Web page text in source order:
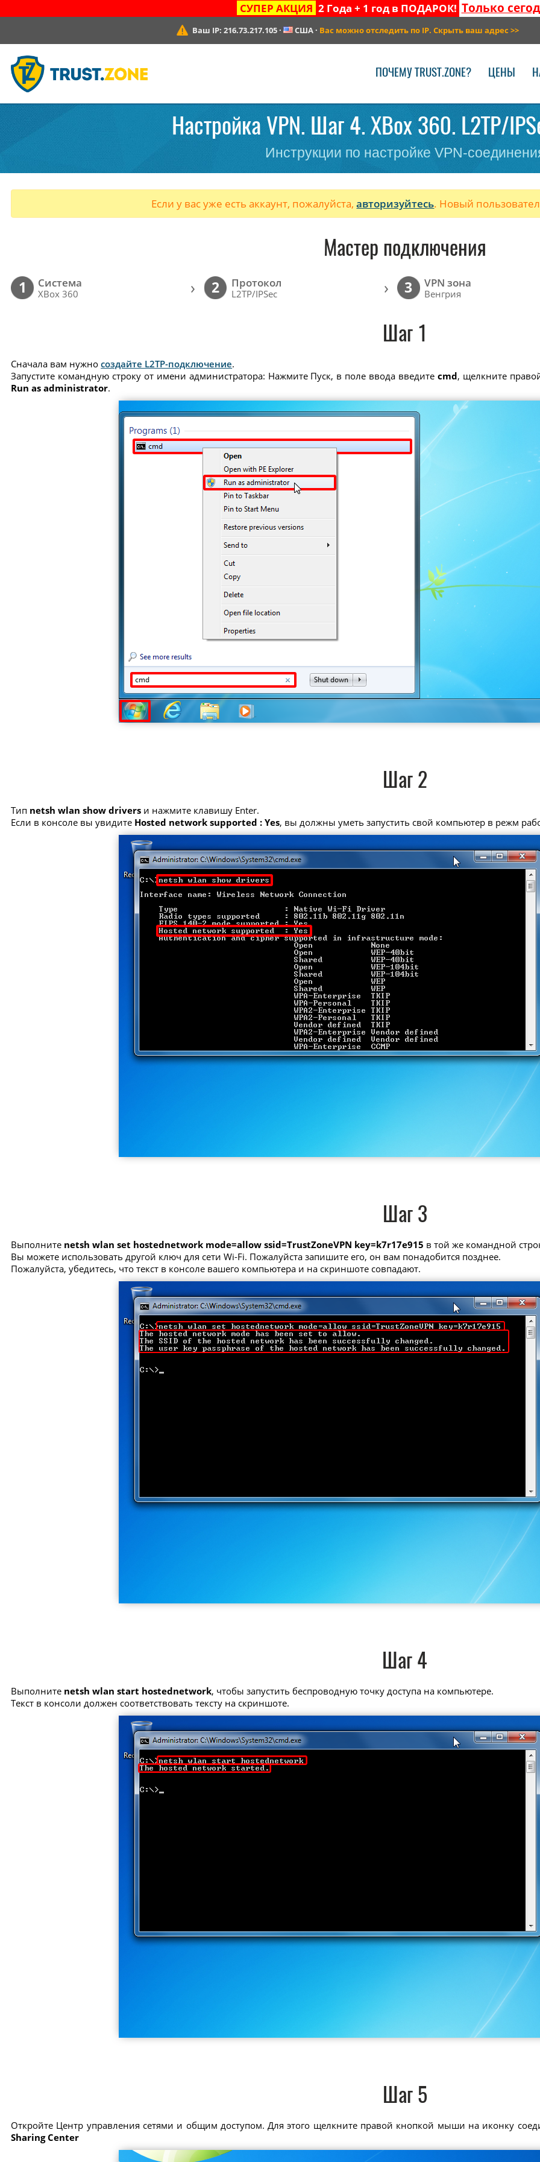
СУПЕР АКЦИЯ 2 Года + 1 год в ПОДАРОК! Только
Ваш IP:216.73.217.105 · США· Вас можно отследить по IP. Скрыть ваш адрес >>
ПОЧЕМУ TRUST.ZONE? ЦЕНЫ
Настройка VPN. Шаг 4. XBox 360. L2TP/
Инструкции по настройке VPN-
Если у вас уже есть аккаунт, пожалуйста,авторизуйтесь. Новый
Мастер подключения
1 Cистема
XBox 360 › 2 Протокол
L2TP/IPSec › 3 VPN зона
Венгрия
Шаг 1
Сначала вам нужносоздайте L2TP-подключение.
Запустите командную строку от имени администратора: Нажмите Пуск, в поле ввода введите cmd, щелкните
Run as administrator.
Шаг 2
Тип netsh wlan show drivers и нажмите клавишу Enter.
Если в консоле вы увидите Hosted network supported : Yes, вы должны уметь запустить свой компьютер в режм
Шаг 3
Выполните netsh wlan set hostednetwork mode=allow ssid=TrustZoneVPN key=k7r17e915 в той же командной
Вы можете использовать другой ключ для сети Wi-Fi. Пожалуйста запишите его, он вам понадобится позднее.
Пожалуйста, убедитесь, что текст в консоле вашего компьютера и на скриншоте совпадают.
Шаг 4
Выполните netsh wlan start hostednetwork, чтобы запустить беспроводную точку доступа на компьютере.
Текст в консоли должен соответствовать тексту на скриншоте.
Шаг 5
Откройте Центр управления сетями и общим доступом. Для этого щелкните правой кнопкой мыши на иконку
Sharing Center